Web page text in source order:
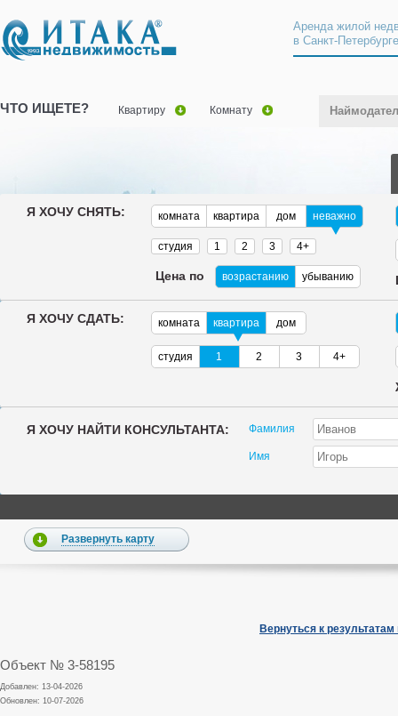
Аренда жилой
в Санкт-
ЧТО ИЩЕТЕ? Квартиру Комнату
Я ХОЧУ СНЯТЬ: комната квартира дом неважно
студия 1 2 3 4+
Цена по возрастанию убыванию
Я ХОЧУ СДАТЬ: комната квартира дом
студия 1 2 3 4+
Я ХОЧУ НАЙТИ КОНСУЛЬТАНТА: Фамилия
Имя
Развернуть карту
Вернуться к результатам
Объект № 3-58195
Добавлен: 13-04-2026
Обновлен: 10-07-2026